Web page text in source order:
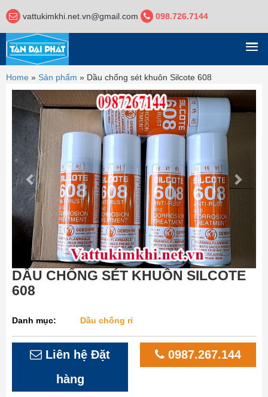
vattukimkhi.net.vn@gmail.com 098.726.7144
DANH MỤC
Home » Sản phẩm » Dầu chống sét khuôn Silcote 608
Previous Next
DẦU CHỐNG SÉT KHUÔN SILCOTE
608
Danh mục: Dầu chống rỉ
Liên hệ Đặt
hàng
0987.267.144